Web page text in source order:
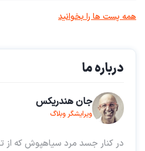
همه پست ها را بخوانید
درباره ما
جان هندریکس
ویرایشگر وبلاگ
در کنار جسد مرد سیاهپوش که